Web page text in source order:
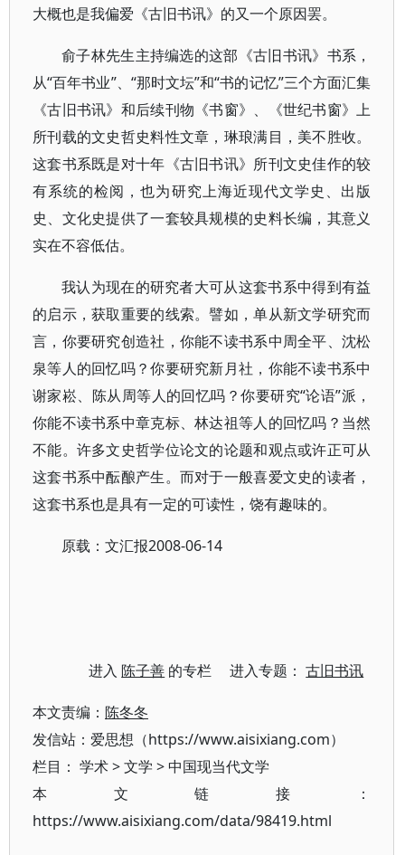
大概也是我偏爱《古旧书讯》的又一个原因罢。
俞子林先生主持编选的这部《古旧书讯》书系，
从“百年书业”、“那时文坛”和“书的记忆”三个方面汇集
《古旧书讯》和后续刊物《书窗》、《世纪书窗》上
所刊载的文史哲史料性文章，琳琅满目，美不胜收。
这套书系既是对十年《古旧书讯》所刊文史佳作的较
有系统的检阅，也为研究上海近现代文学史、出版
史、文化史提供了一套较具规模的史料长编，其意义
实在不容低估。
我认为现在的研究者大可从这套书系中得到有益
的启示，获取重要的线索。譬如，单从新文学研究而
言，你要研究创造社，你能不读书系中周全平、沈松
泉等人的回忆吗？你要研究新月社，你能不读书系中
谢家崧、陈从周等人的回忆吗？你要研究“论语”派，
你能不读书系中章克标、林达祖等人的回忆吗？当然
不能。许多文史哲学位论文的论题和观点或许正可从
这套书系中酝酿产生。而对于一般喜爱文史的读者，
这套书系也是具有一定的可读性，饶有趣味的。
原载：文汇报2008-06-14
进入陈子善 的专栏 进入专题：古旧书讯
本文责编： 陈冬冬
发信站：爱思想（https://www.aisixiang.com）
栏目： 学术>文学 >中国现当代文学
本文链接：
https://www.aisixiang.com/data/98419.html